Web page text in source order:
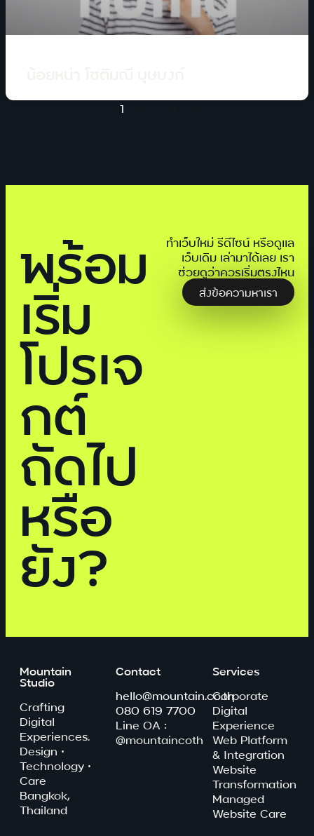
1
พร้อม
เริ่ม
โปรเจ
กต์
ถัดไป
หรือ
ยัง?
ทำเว็บใหม่ รีดีไซน์ หรือดูแล
เว็บเดิม เล่ามาได้เลย เรา
ช่วยดูว่าควรเริ่มตรงไหน
ส่งข้อความหาเรา
Mountain
Studio
Crafting
Digital
Experiences.
Design ·
Technology ·
Care
Bangkok,
Thailand
Contact
hello@mountain.co.th
080 619 7700
Line OA :
@mountaincoth
Services
Corporate
Digital
Experience
Web Platform
& Integration
Website
Transformation
Managed
Website Care